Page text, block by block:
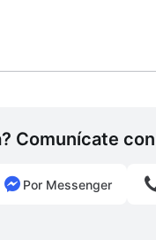
Comunícate
Por Messenger